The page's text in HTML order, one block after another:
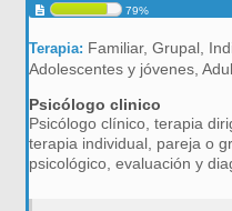
79%
Terapia: Familiar, Grupal,
Adolescentes y jóvenes,
Psicólogo clinico
Psicólogo clínico, terapia
terapia individual, pareja o
psicológico, evaluación y